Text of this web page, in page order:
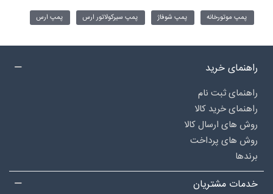
پمپ موتورخانه پمپ شوفاژ پمپ سیرکولاتور ارس پمپ ارس
راهنمای خرید
راهنمای ثبت نام
راهنمای خرید کالا
روش های ارسال کالا
روش های پرداخت
برندها
خدمات مشتریان